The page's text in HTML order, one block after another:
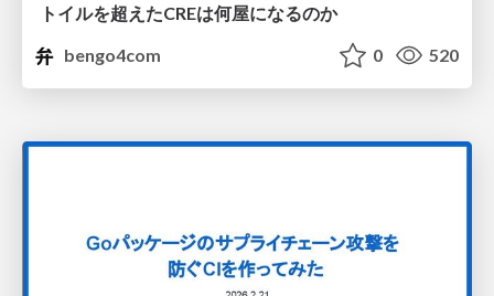
トイルを超えたCREは何屋になるのか
bengo4com
0 520